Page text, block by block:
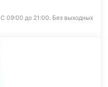
С 09:00 до 21:00. Без выходных